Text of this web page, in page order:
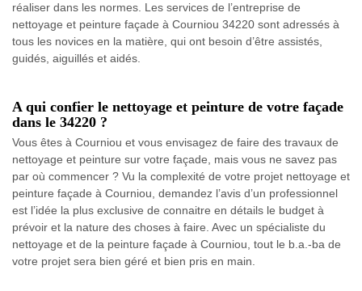
réaliser dans les normes. Les services de l’entreprise de
nettoyage et peinture façade à Courniou 34220 sont adressés à
tous les novices en la matière, qui ont besoin d’être assistés,
guidés, aiguillés et aidés.
A qui confier le nettoyage et peinture de votre façade
dans le 34220 ?
Vous êtes à Courniou et vous envisagez de faire des travaux de
nettoyage et peinture sur votre façade, mais vous ne savez pas
par où commencer ? Vu la complexité de votre projet nettoyage et
peinture façade à Courniou, demandez l’avis d’un professionnel
est l’idée la plus exclusive de connaitre en détails le budget à
prévoir et la nature des choses à faire. Avec un spécialiste du
nettoyage et de la peinture façade à Courniou, tout le b.a.-ba de
votre projet sera bien géré et bien pris en main.